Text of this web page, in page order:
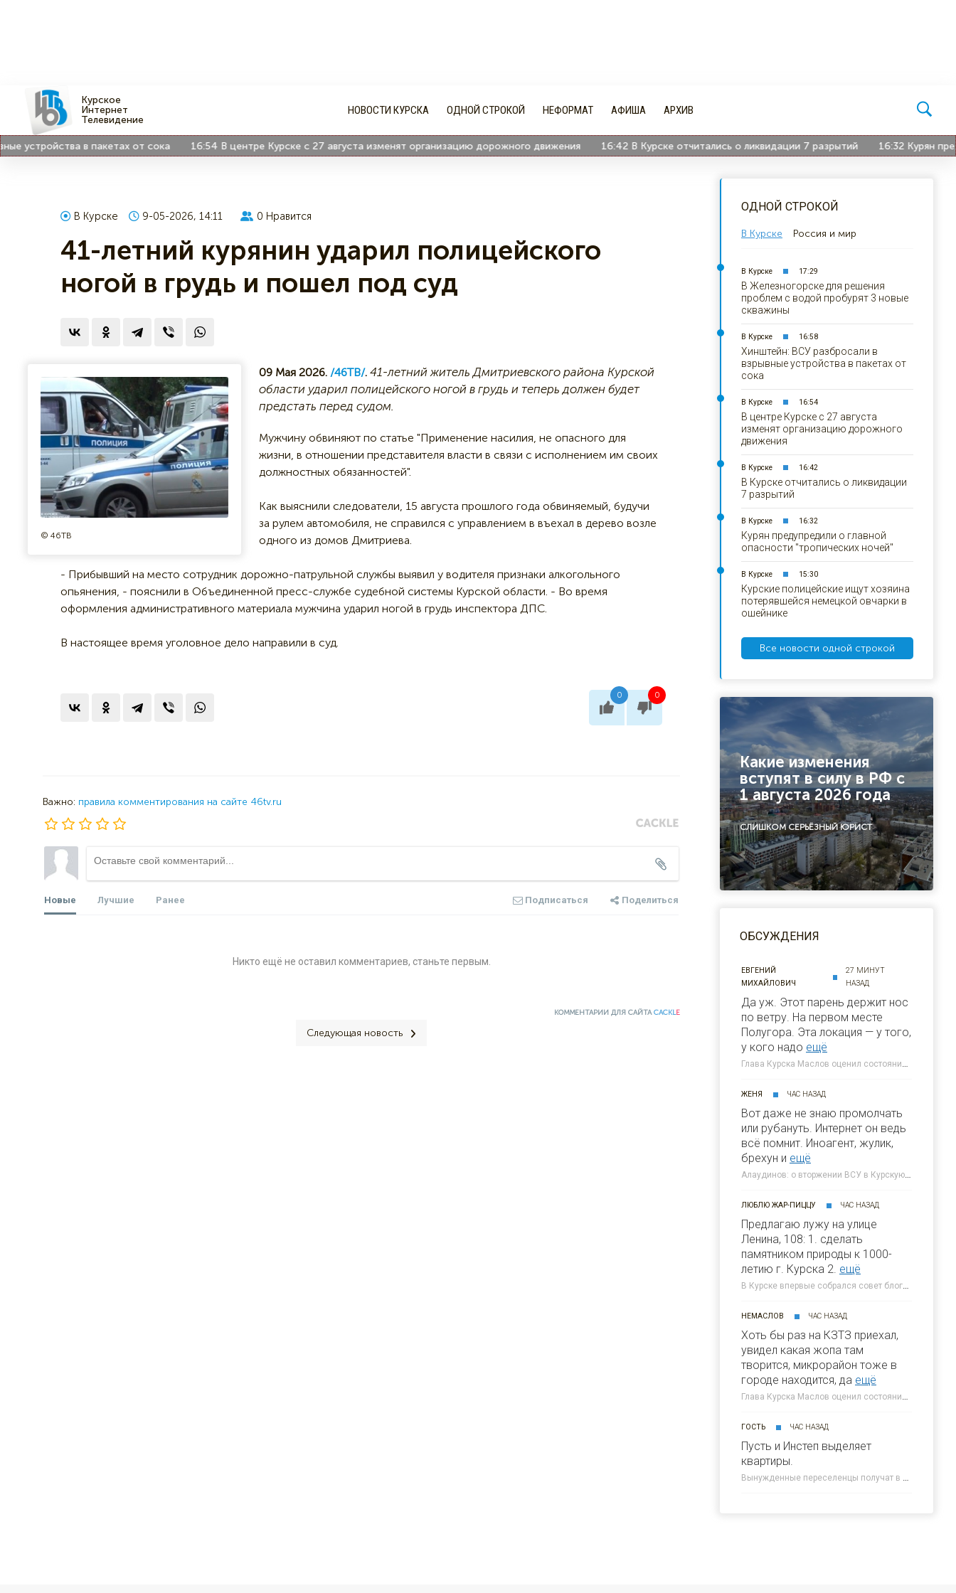
Курское
Интернет
Телевидение
НОВОСТИ КУРСКА ОДНОЙ СТРОКОЙ НЕФОРМАТ АФИША АРХИВ
в пакетах от сока 16:54 В центре Курске с 27 августа изменят организацию дорожного движения 16:42 В Курске отчитались о ликвидации 7 разрытий 16:32 Курян
В Курске 9-05-2026, 14:11 0 Нравится
41-летний курянин ударил полицейского
ногой в грудь и пошел под суд
© 46ТВ
09 Мая 2026. /46ТВ/. 41-летний житель Дмитриевского района Курской
области ударил полицейского ногой в грудь и теперь должен будет
предстать перед судом.
Мужчину обвиняют по статье "Применение насилия, не опасного для
жизни, в отношении представителя власти в связи с исполнением им своих
должностных обязанностей".
Как выяснили следователи, 15 августа прошлого года обвиняемый, будучи
за рулем автомобиля, не справился с управлением в въехал в дерево возле
одного из домов Дмитриева.
- Прибывший на место сотрудник дорожно-патрульной службы выявил у водителя признаки алкогольного
опьянения, - пояснили в Объединенной пресс-службе судебной системы Курской области. - Во время
оформления административного материала мужчина ударил ногой в грудь инспектора ДПС.
В настоящее время уголовное дело направили в суд.
0 0
Важно: правила комментирования на сайте 46tv.ru
Новые Лучшие Ранее Подписаться Поделиться
Никто ещё не оставил комментариев, станьте первым.
КОММЕНТАРИИ ДЛЯ САЙТАCACKLE
Следующая новость
ОДНОЙ СТРОКОЙ
В Курске Россия и мир
В Курске 17:29
В Железногорске для решения
проблем с водой пробурят 3 новые
скважины
В Курске 16:58
Хинштейн: ВСУ разбросали в
взрывные устройства в пакетах от
сока
В Курске 16:54
В центре Курске с 27 августа
изменят организацию дорожного
движения
В Курске 16:42
В Курске отчитались о ликвидации
7 разрытий
В Курске 16:32
Курян предупредили о главной
опасности "тропических ночей"
В Курске 15:30
Курские полицейские ищут хозяина
потерявшейся немецкой овчарки в
ошейнике
Все новости одной строкой
Какие изменения
вступят в силу в РФ с
1 августа 2026 года
СЛИШКОМ СЕРЬЁЗНЫЙ ЮРИСТ
ОБСУЖДЕНИЯ
ЕВГЕНИЙ
МИХАЙЛОВИЧ
27 МИНУТ
НАЗАД
Да уж. Этот парень держит нос
по ветру. На первом месте
Полугора. Этa локация — у того,
у кого надо ещё
Глава Курска Маслов оценил состояние требующих благоустройства локаций » 46ТВ Курское Интернет Телевидение
ЖЕНЯ ЧАС НАЗАД
Вот даже не знаю промолчать
или рубануть. Интернет он ведь
всё помнит. Иноагент, жулик,
брехун и ещё
Алаудинов: о вторжении ВСУ в Курскую область я узнал от гражданских людей » 46ТВ Курское Интернет Телевидение
ЛЮБЛЮ ЖАР-ПИЦЦУ ЧАС НАЗАД
Предлагаю лужу на улице
Ленина, 108: 1. сделать
памятником природы к 1000-
летию г. Курска 2. ещё
В Курске впервые собрался совет блогеров при главе города » 46ТВ Курское Интернет Телевидение
НЕМАСЛОВ ЧАС НАЗАД
Хоть бы раз на КЗТЗ приехал,
увидел какая жопа там
творится, микрорайон тоже в
городе находится, да ещё
Глава Курска Маслов оценил состояние требующих благоустройства локаций » 46ТВ Курское Интернет Телевидение
ГОСТЬ ЧАС НАЗАД
Пусть и Инстеп выделяет
квартиры.
Вынужденные переселенцы получат в Курске около 300 квартир от КПД » 46ТВ Курское Интернет Телевидение